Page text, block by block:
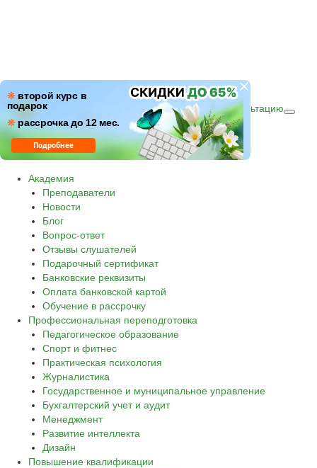
❋ второй курс в
подарок
❋ рассрочка до 12 мес.
Подробнее 8 800 500-30-45
ПН–ПТ: c 09:00 до 18:00
СБ–ВС: с 10:00 до 16:00 по (МСК)
Звонок по России бесплатный.
Получить консультацию
Академия
Преподаватели
Новости
Блог
Вопрос-ответ
Отзывы слушателей
Подарочный сертификат
Банковские реквизиты
Оплата банковской картой
Обучение в рассрочку
Профессиональная переподготовка
Педагогическое образование
Спорт и фитнес
Практическая психология
Журналистика
Государственное и муниципальное управление
Бухгалтерский учет и аудит
Менеджмент
Развитие интеллекта
Дизайн
Повышение квалификации